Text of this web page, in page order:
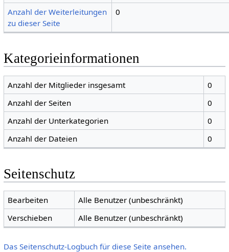
Anzahl der Weiterleitungen
zu dieser Seite
0
Kategorieinformationen
Anzahl der Mitglieder insgesamt
0
Anzahl der Seiten
0
Anzahl der Unterkategorien
0
Anzahl der Dateien
0
Seitenschutz
Bearbeiten
Alle Benutzer (unbeschränkt)
Verschieben
Alle Benutzer (unbeschränkt)
Das Seitenschutz-Logbuch für diese Seite ansehen.